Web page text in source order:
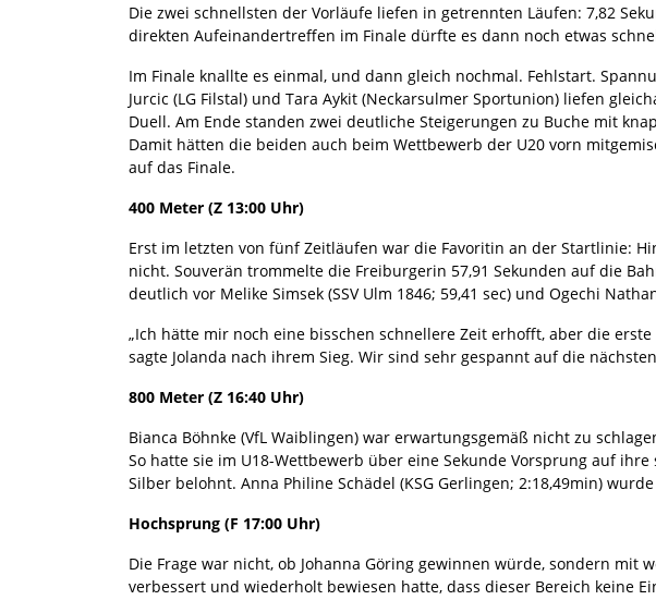
Die zwei schnellsten der Vorläufe liefen in getrennten Läufen: 7,82
direkten Aufeinandertreffen im Finale dürfte es dann noch etwas
Im Finale knallte es einmal, und dann gleich nochmal. Fehlstart.
Jurcic (LG Filstal) und Tara Aykit (Neckarsulmer Sportunion) liefen
Duell. Am Ende standen zwei deutliche Steigerungen zu Buche mit
Damit hätten die beiden auch beim Wettbewerb der U20 vorn
auf das Finale.
400 Meter (Z 13:00 Uhr)
Erst im letzten von fünf Zeitläufen war die Favoritin an der Startlinie:
nicht. Souverän trommelte die Freiburgerin 57,91 Sekunden auf die
deutlich vor Melike Simsek (SSV Ulm 1846; 59,41 sec) und Ogechi
„Ich hätte mir noch eine bisschen schnellere Zeit erhofft, aber die
sagte Jolanda nach ihrem Sieg. Wir sind sehr gespannt auf die
800 Meter (Z 16:40 Uhr)
Bianca Böhnke (VfL Waiblingen) war erwartungsgemäß nicht zu
So hatte sie im U18-Wettbewerb über eine Sekunde Vorsprung auf
Silber belohnt. Anna Philine Schädel (KSG Gerlingen; 2:18,49min)
Hochsprung (F 17:00 Uhr)
Die Frage war nicht, ob Johanna Göring gewinnen würde, sondern mit
verbessert und wiederholt bewiesen hatte, dass dieser Bereich keine